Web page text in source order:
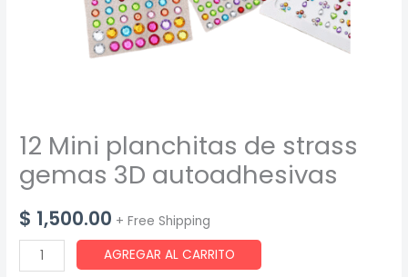
12 Mini planchitas de strass
gemas 3D autoadhesivas
$ 1,500.00 + Free Shipping
Mini
AGREGAR AL CARRITO